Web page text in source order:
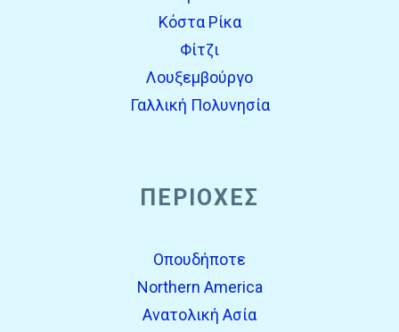
Κόστα Ρίκα
Φίτζι
Λουξεμβούργο
Γαλλική Πολυνησία
ΠΕΡΙΟΧΈΣ
Οπουδήποτε
Northern America
Ανατολική Ασία